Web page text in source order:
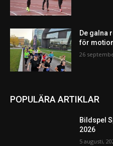
De galna
för
26
POPULÄRA ARTIKLAR
Bildspel
2026
5 augusti,